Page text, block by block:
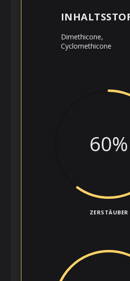
Dimethicone,
Cyclomethicone
60%
ZERSTÄUBER